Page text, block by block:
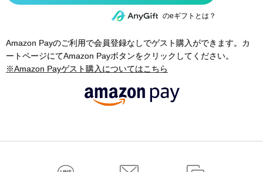
のeギフトとは？
Amazon Payのご利用で会員登録なしでゲスト購入ができます。カ
ートページにてAmazon Payボタンをクリックしてください。
※Amazon Payゲスト購入についてはこちら